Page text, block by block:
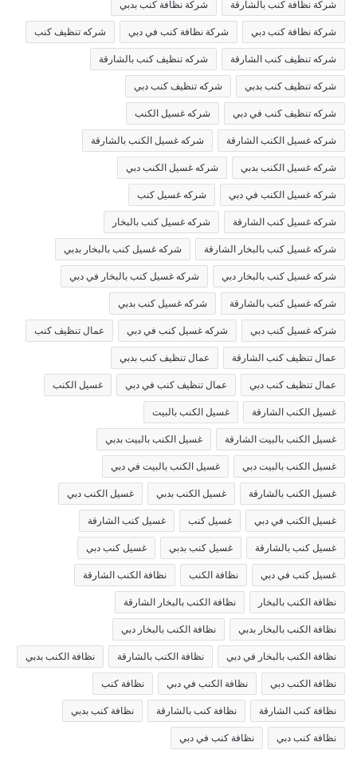
شركة نظافة كنب بالشارقة شركة نظافة كنب بدبي
شركة نظافة كنب دبي شركة نظافة كنب في دبي شركه تنظيف كنب
شركه تنظيف كنب الشارقة شركه تنظيف كنب بالشارقة
شركه تنظيف كنب بدبي شركه تنظيف كنب دبي
شركه تنظيف كنب في دبي شركه غسيل الكنب
شركه غسيل الكنب الشارقة شركه غسيل الكنب بالشارقة
شركه غسيل الكنب بدبي شركه غسيل الكنب دبي
شركه غسيل الكنب في دبي شركه غسيل كنب
شركه غسيل كنب الشارقة شركه غسيل كنب بالبخار
شركه غسيل كنب بالبخار الشارقة شركه غسيل كنب بالبخار بدبي
شركه غسيل كنب بالبخار دبي شركه غسيل كنب بالبخار في دبي
شركه غسيل كنب بالشارقة شركه غسيل كنب بدبي
شركه غسيل كنب دبي شركه غسيل كنب في دبي عمال تنظيف كنب
عمال تنظيف كنب الشارقة عمال تنظيف كنب بدبي
عمال تنظيف كنب دبي عمال تنظيف كنب في دبي غسيل الكنب
غسيل الكنب الشارقة غسيل الكنب بالبيت
غسيل الكنب بالبيت الشارقة غسيل الكنب بالبيت بدبي
غسيل الكنب بالبيت دبي غسيل الكنب بالبيت في دبي
غسيل الكنب بالشارقة غسيل الكنب بدبي غسيل الكنب دبي
غسيل الكنب في دبي غسيل كنب غسيل كنب الشارقة
غسيل كنب بالشارقة غسيل كنب بدبي غسيل كنب دبي
غسيل كنب في دبي نظافة الكنب نظافة الكنب الشارقة
نظافة الكنب بالبخار نظافة الكنب بالبخار الشارقة
نظافة الكنب بالبخار بدبي نظافة الكنب بالبخار دبي
نظافة الكنب بالبخار في دبي نظافة الكنب بالشارقة نظافة الكنب بدبي
نظافة الكنب دبي نظافة الكنب في دبي نظافة كنب
نظافة كنب الشارقة نظافة كنب بالشارقة نظافة كنب بدبي
نظافة كنب دبي نظافة كنب في دبي